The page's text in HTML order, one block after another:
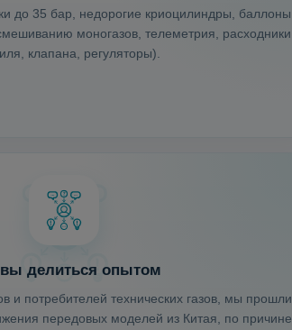
до 35 бар, недорогие криоцилиндры, баллоны
моногазов, телеметрия, расходники
клапана, регуляторы).
делиться опытом
и потребителей технических газов, мы прошли
передовых моделей из Китая, по причине